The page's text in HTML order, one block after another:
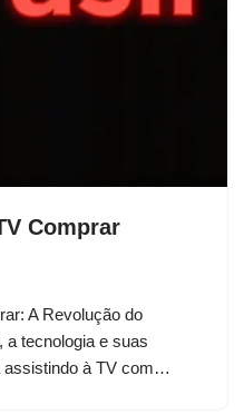
Comprar
A Revolução do
a tecnologia e suas
assistindo à TV com…